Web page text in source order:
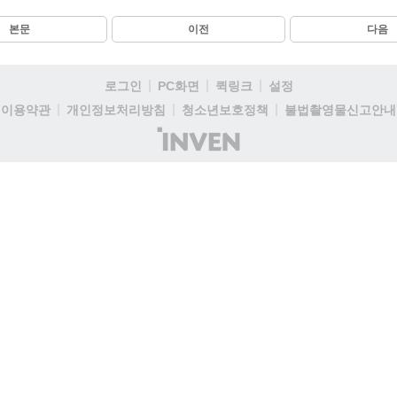
본문 이전 다음
로그인 PC화면 퀵링크
설정
이용약관
개인정보처리방침 청소년보호정책
불법촬영물신고안내
(주)
인